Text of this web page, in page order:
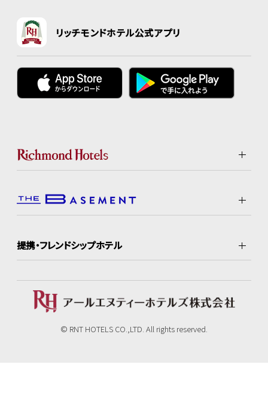
リッチモンドホテル公式アプリ
提携・フレンドシップホテル
© RNT HOTELS CO.,LTD. All rights reserved.